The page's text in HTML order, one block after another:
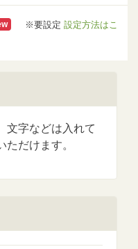
※要設定 設定方法はこ
文字などは入れて
だけます。